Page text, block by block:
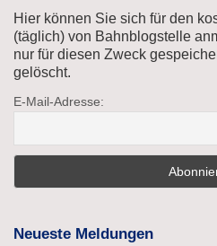
Hier können Sie sich für den
(täglich) von Bahnblogstelle
nur für diesen Zweck
gelöscht.
E-Mail-Adresse:
Neueste Meldungen